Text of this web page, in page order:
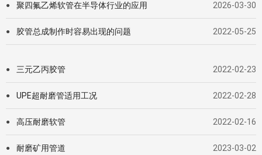
● 聚四氟乙烯软管在半导体行业的应用 2026-03-30
● 胶管总成制作时容易出现的问题 2022-05-25
● 三元乙丙胶管 2022-02-23
● UPE超耐磨管适用工况 2022-02-28
● 高压耐磨软管 2022-02-16
● 耐磨矿用管道 2023-03-02